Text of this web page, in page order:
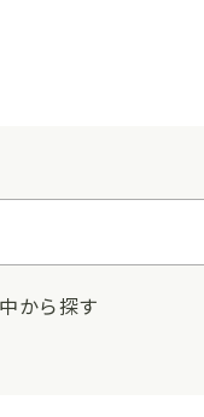
から探す